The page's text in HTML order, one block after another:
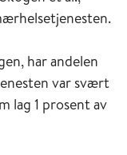
har andelen
var svært
lag 1 prosent av